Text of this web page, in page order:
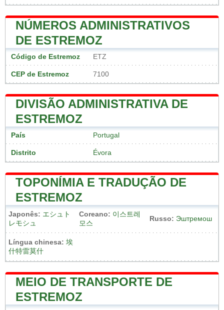
NÚMEROS ADMINISTRATIVOS
DE ESTREMOZ
Código de Estremoz ETZ
CEP de Estremoz 7100
DIVISÃO ADMINISTRATIVA DE
ESTREMOZ
País Portugal
Distrito Évora
TOPONÍMIA E TRADUÇÃO DE
ESTREMOZ
Japonês: エシュト
レモシュ
Coreano: 이스트레
모스
Russo: Эштремош
Língua chinesa: 埃
什特雷莫什
MEIO DE TRANSPORTE DE
ESTREMOZ